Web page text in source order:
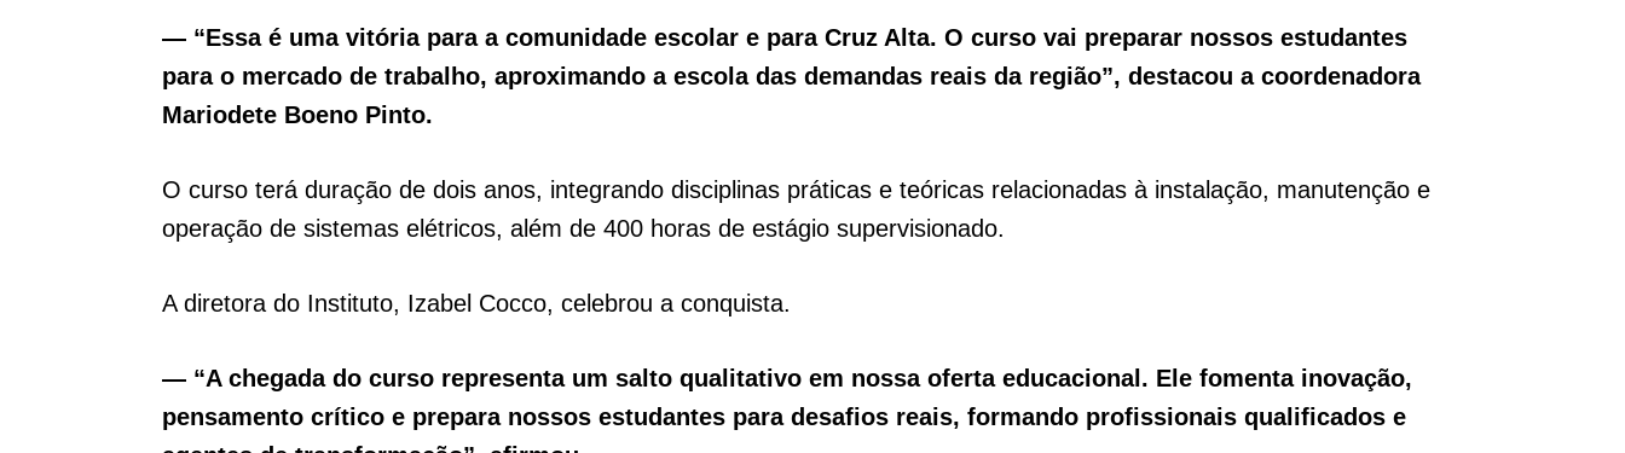
— “Essa é uma vitória para a comunidade escolar e para Cruz Alta. O curso vai preparar nossos estudantes
para o mercado de trabalho, aproximando a escola das demandas reais da região”, destacou a coordenadora
Mariodete Boeno Pinto.
O curso terá duração de dois anos, integrando disciplinas práticas e teóricas relacionadas à instalação, manutenção e
operação de sistemas elétricos, além de 400 horas de estágio supervisionado.
A diretora do Instituto, Izabel Cocco, celebrou a conquista.
— “A chegada do curso representa um salto qualitativo em nossa oferta educacional. Ele fomenta inovação,
pensamento crítico e prepara nossos estudantes para desafios reais, formando profissionais qualificados e